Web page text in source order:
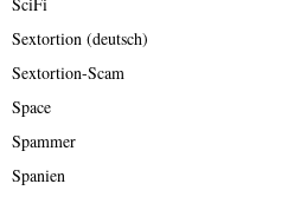
SciFi
Sextortion (deutsch)
Sextortion-Scam
Space
Spammer
Spanien